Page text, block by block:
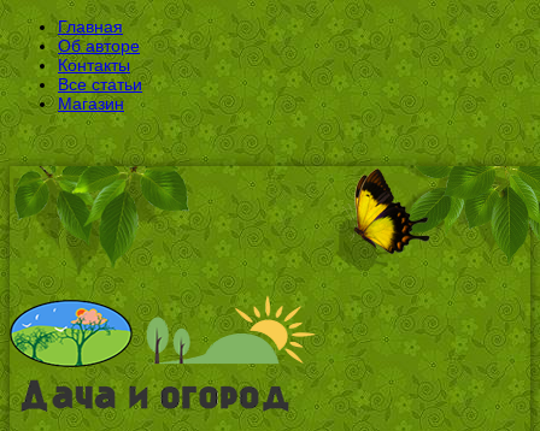
Главная
Об авторе
Контакты
Все статьи
Магазин